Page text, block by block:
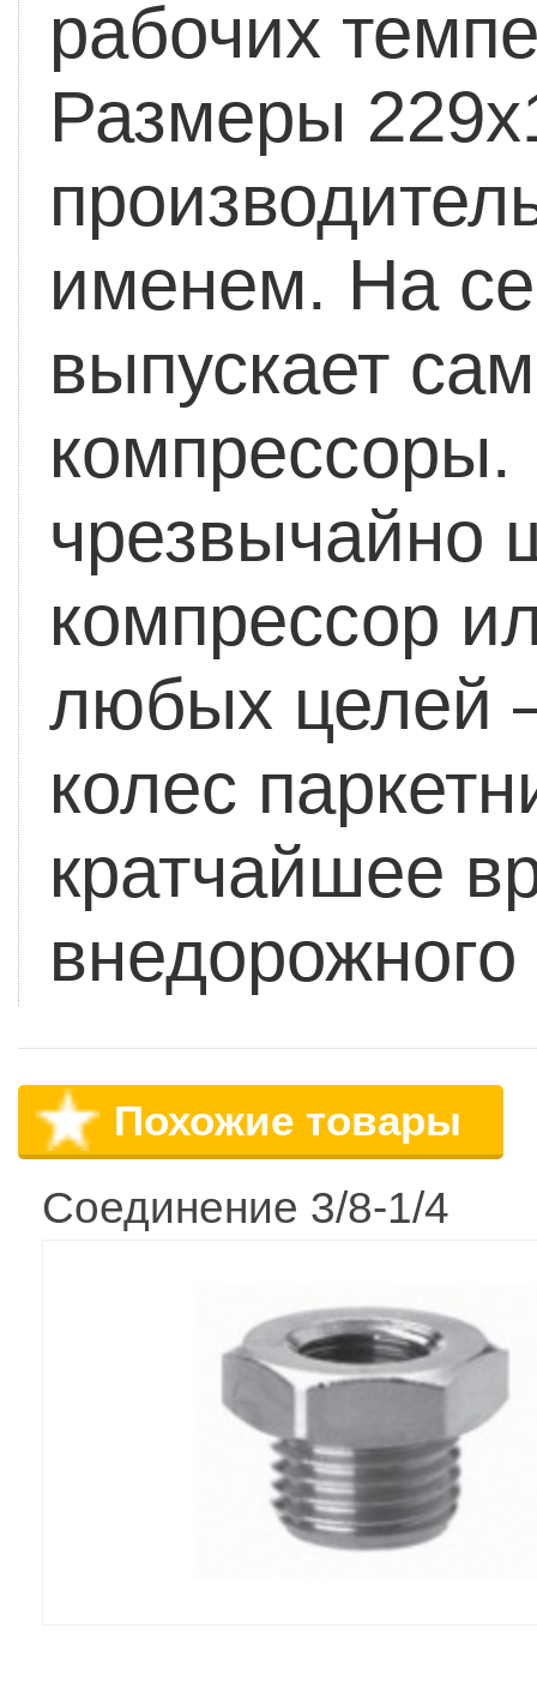
рабочих
Размеры
именем. На
выпускает
чрезвычайно
компрессор
любых целей
колес
кратчайшее
внедорожного
Похожие товары
Соединение 3/8-1/4